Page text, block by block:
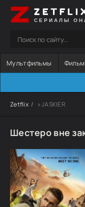
СЕРИАЛЫ
Мультфильмы
Zetflix » JASKIER
Шестеро вне